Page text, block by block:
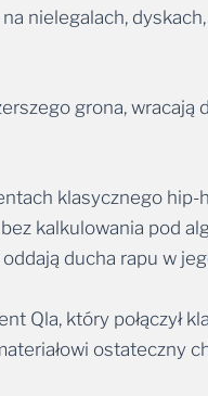
nielegalach,
grona,
klasycznego
kalkulowania pod
ducha rapu w
Qla, który połączył
ostateczny